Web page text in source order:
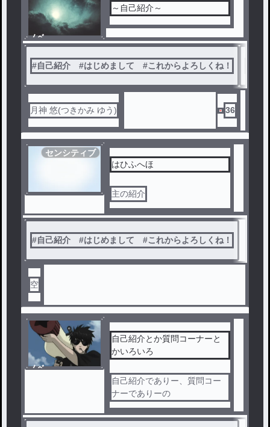
ノベ
ル
～自己紹介～
#自己紹介 #はじめまして #これからよろしくね！
月神 悠(つきかみ ゆう) 36
センシティブ
はひふへほ
主の紹介
#自己紹介 #はじめまして #これからよろしくね！
空
ノベ
自己紹介とか質問コーナーと
かいろいろ
自己紹介でありー、質問コー
ナーでありーの